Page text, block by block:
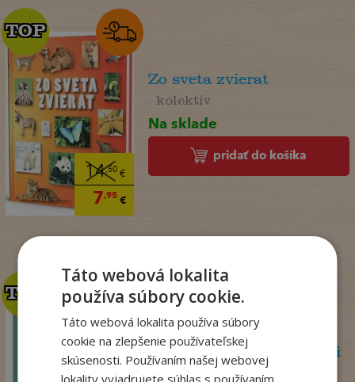
14,50€
7,95€
TOP
TOP
Zo sveta zvierat
. kolektív
Na sklade
pridať do košíka
TOP
TOP
Psychoterapeutka v akcii
Perryová Philippa
Táto webová lokalita
používa súbory cookie.
Táto webová lokalita používa súbory
cookie na zlepšenie používateľskej
skúsenosti. Používaním našej webovej
lokality vyjadrujete súhlas s používaním